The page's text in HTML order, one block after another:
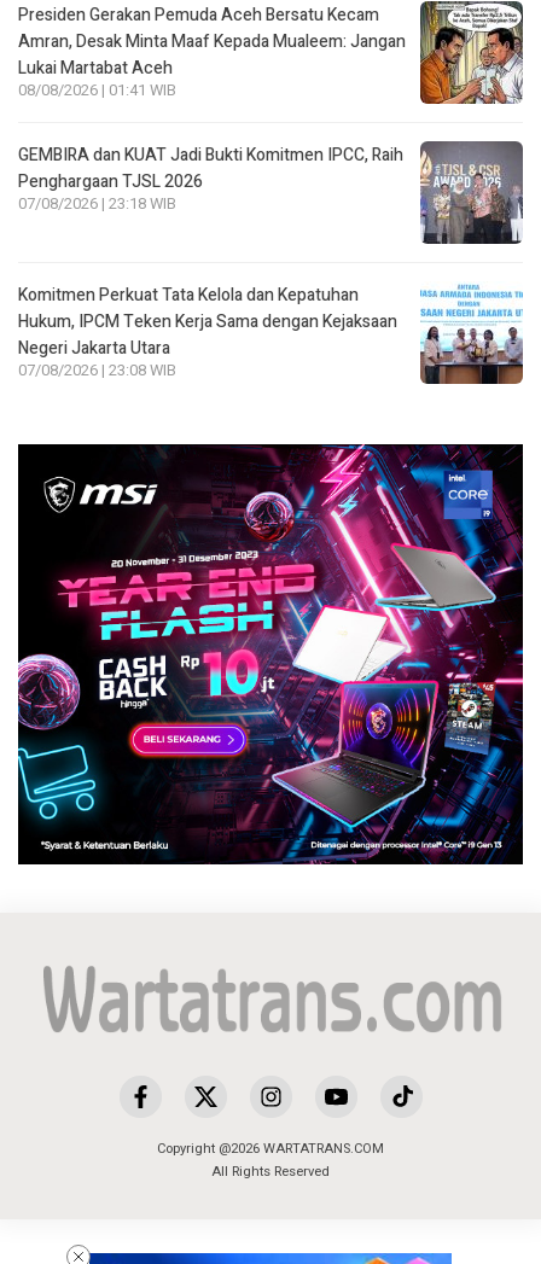
Presiden Gerakan Pemuda Aceh Bersatu Kecam
Amran, Desak Minta Maaf Kepada Mualeem: Jangan
Lukai Martabat Aceh
08/08/2026 | 01:41 WIB
GEMBIRA dan KUAT Jadi Bukti Komitmen IPCC, Raih
Penghargaan TJSL 2026
07/08/2026 | 23:18 WIB
Komitmen Perkuat Tata Kelola dan Kepatuhan
Hukum, IPCM Teken Kerja Sama dengan Kejaksaan
Negeri Jakarta Utara
07/08/2026 | 23:08 WIB
Copyright @2026 WARTATRANS.COM
All Rights Reserved